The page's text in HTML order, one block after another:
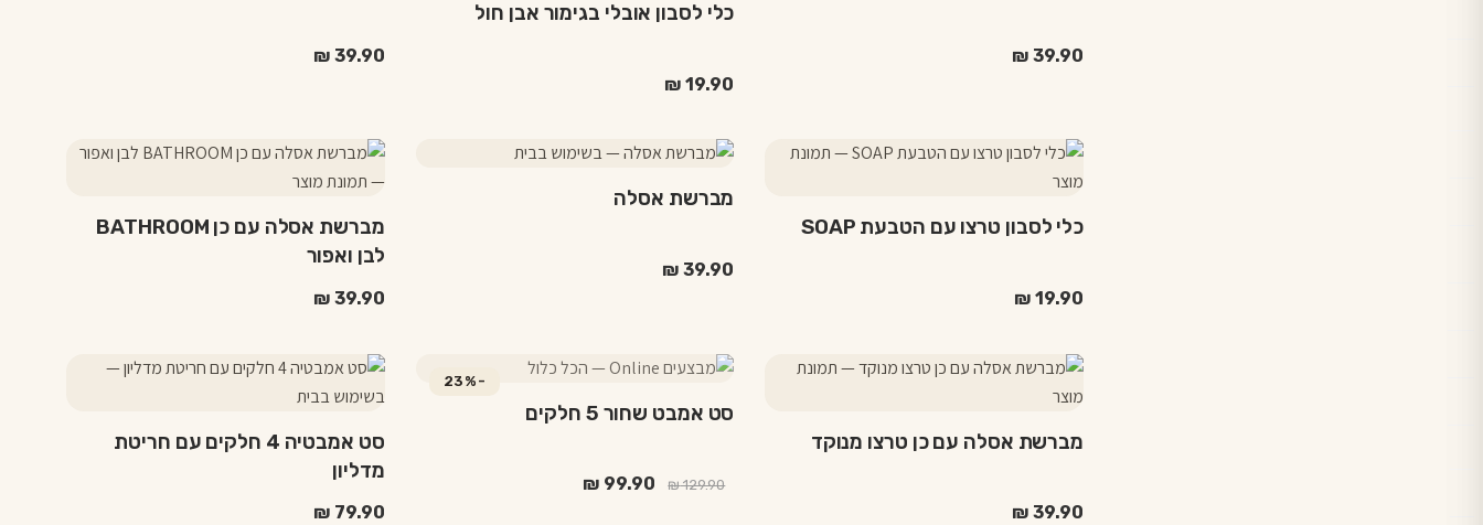
₪ 39.90
כלי לסבון אובלי בגימור אבן חול
₪ 19.90
₪ 39.90
כלי לסבון טרצו עם הטבעת SOAP
₪ 19.90
מברשת אסלה
₪ 39.90
מברשת אסלה עם כן BATHROOM
לבן ואפור
₪ 39.90
למוצר
זה
מספר
סוגים.
ניתן
את
האפשרויות
בעמוד
המוצר
מברשת אסלה עם כן טרצו מנוקד
₪ 39.90
-23%
סט אמבט שחור 5 חלקים
₪129.90
המחיר ₪ 99.90
המחיר
למוצר
יש
סוגים.
סט אמבטיה 4 חלקים עם חריטת
מדליון
₪ 79.90
למוצר
זה
מספר
סוגים.
ניתן